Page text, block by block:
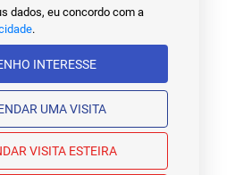
dados, eu concordo com a
.
TENHO INTERESSE
AGENDAR UMA VISITA
VISITA ESTEIRA